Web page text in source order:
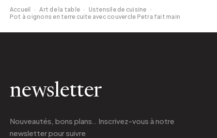
Accueil · Art de la table · Ustensile de cuisine ·
Pot à oignons en terre cuite avec couvercle Petra fait main
newsletter
Nouveautés, bons plans.. Inscrivez-vous à notre
newsletterpour suivre